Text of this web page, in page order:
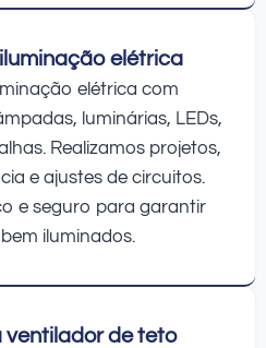
elétrica
elétrica com
luminárias, LEDs,
Realizamos projetos,
e ajustes de circuitos.
e seguro para garantir
iluminados.
ventilador de teto